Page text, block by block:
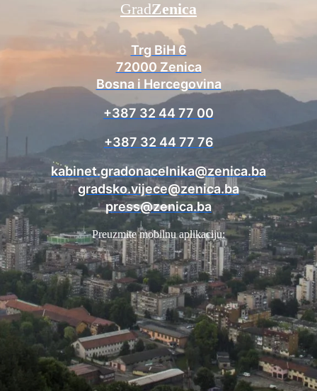
Trg BiH 6
72000 Zenica
Bosna i Hercegovina
+387 32 44 77 00
+387 32 44 77 76
kabinet.gradonacelnika@zenica.ba
gradsko.vijece@zenica.ba
press@zenica.ba
GradZenica
Preuzmite mobilnu aplikaciju: